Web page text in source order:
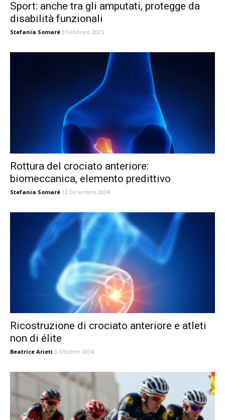
Sport: anche tra gli amputati, protegge da
disabilità funzionali
Stefania Somaré 3 Febbraio 2025
Rottura del crociato anteriore:
biomeccanica, elemento predittivo
Stefania Somaré 12 Dicembre 2024
Ricostruzione di crociato anteriore e atleti
non di élite
Beatrice Arieti 3 Ottobre 2024